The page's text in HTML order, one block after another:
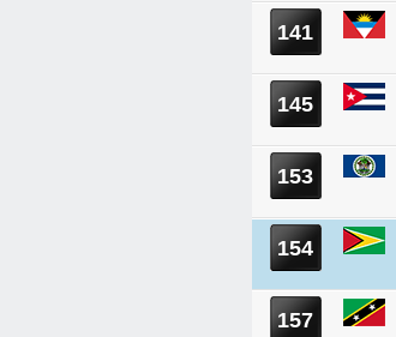
141
145
153
154
157